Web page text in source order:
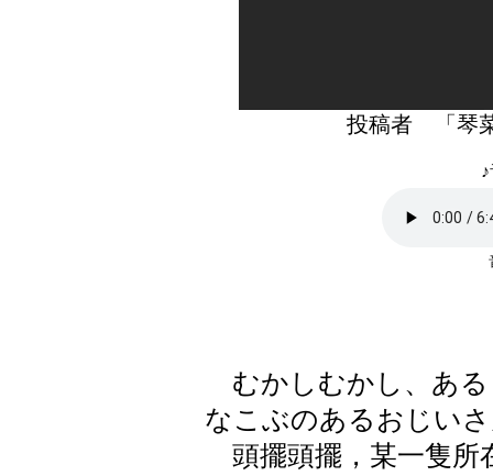
投稿者 「
むかしむかし、ある
なこぶのあるおじい
頭擺頭擺，某一隻所